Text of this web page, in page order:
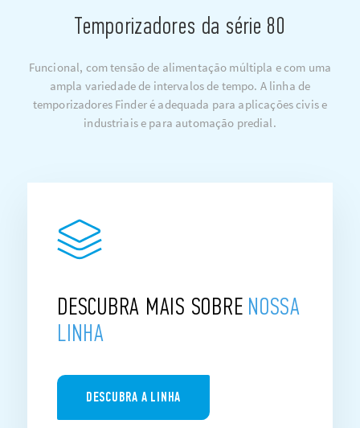
Temporizadores da série 80
Funcional, com tensão de alimentação múltipla e com uma
ampla variedade de intervalos de tempo. A linha de
temporizadores Finder é adequada para aplicações civis e
industriais e para automação predial.
DESCUBRA MAIS SOBRE NOSSA
LINHA
DESCUBRA A LINHA